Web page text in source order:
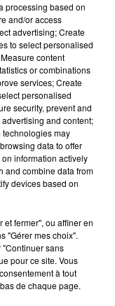
DU 27/02/2024
processing based on
and/or access
advertising; Create
to select personalised
content
or combinations
services; Create
personalised
security, prevent and
and content;
technologies may
data to offer
information actively
and combine data from
devices based on
et fermer", ou affiner en
"Gérer mes choix".
sans
pour ce site. Vous
à tout
de chaque page.